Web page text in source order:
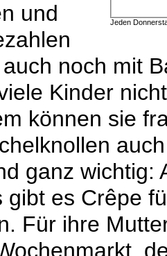
Jeden
und
noch mit
Kinder
können sie
ganz wichtig:
gibt es Crêpe
Für ihre